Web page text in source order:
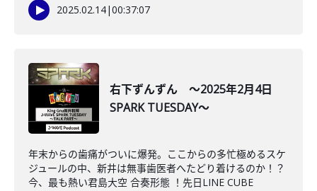
2025.02.14|00:37:07
右下ずんずん ～2025年2月4日
SPARK TUESDAY～
年末からの歯痛がついに爆発。ここからの多忙極めるスケ
ジュールの中、新井は無事歯医者へたどり着けるのか！？
今、最も熱い君島大空 合奏形態 ！先日LINE CUBE